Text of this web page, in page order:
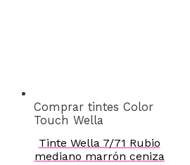
Comprar tintes Color
Touch Wella
Tinte Wella 7/71 Rubio
mediano marrón ceniza